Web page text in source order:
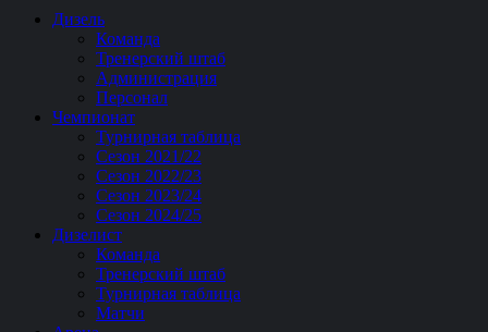
Дизель
Команда
Тренерский штаб
Администрация
Персонал
Чемпионат
Турнирная таблица
Сезон 2021/22
Сезон 2022/23
Сезон 2023/24
Сезон 2024/25
Дизелист
Команда
Тренерский штаб
Турнирная таблица
Матчи